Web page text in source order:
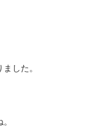
した。